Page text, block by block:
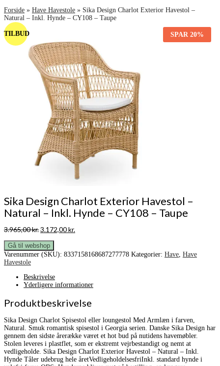
Forside » Have Havestole » Sika Design Charlot Exterior Havestol –
Natural – Inkl. Hynde – CY108 – Taupe
TILBUD SPAR 20%
Sika Design Charlot Exterior Havestol –
Natural – Inkl. Hynde – CY108 – Taupe
3.965,00kr.Den
pris
var:
3.965,00 kr..
3.172,00kr.Den
er:
Gå til webshop
Varenummer (SKU): 8337158168687277778 Kategorier: Have, Have
Havestole
Beskrivelse
Yderligere informationer
Produktbeskrivelse
Sika Design Charlot Spisestol eller loungestol Med Armlæn i farven,
Natural. Smuk romantisk spisestol i Georgia serien. Danske Sika Design har
gennem den sidste årerække været et hot bud på nutidens havemøbler.
Stolen leveres i plastflet, som er ekstremt vejrbestandigt og nemt at
vedligeholde. Sika Design Charlot Exterior Havestol – Natural – Inkl.
Hynde Tåler udebrug hele åretVedligeholdelsesfriInkl. standard hynde i